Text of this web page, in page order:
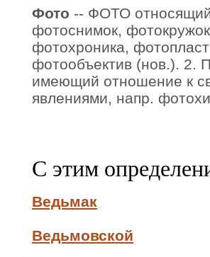
Фото -- ФОТО
фотоснимок,
фотохроника,
фотообъектив (нов.). 2.
имеющий отношение к
явлениями, напр.
С этим
Ведьмак
Ведьмовской